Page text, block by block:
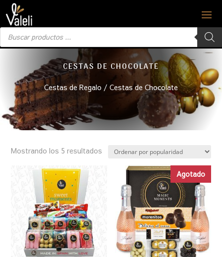
Búsqueda
productos
CESTAS DE CHOCOLATE
Cestas de Regalo / Cestas de Chocolate
Mostrando los 5 resultados
Agotado